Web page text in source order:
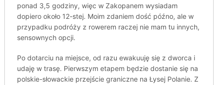
ponad 3,5 godziny, więc w Zakopanem wysiadam
dopiero około 12-stej. Moim zdaniem dość późno, ale w
przypadku podróży z rowerem raczej nie mam tu innych,
sensownych opcji.
Po dotarciu na miejsce, od razu ewakuuję się z dworca i
udaję w trasę. Pierwszym etapem będzie dostanie się na
polskie-słowackie przejście graniczne na Łysej Polanie. Z